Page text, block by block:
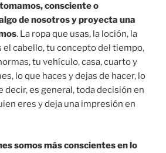
consciente o
de nosotros y proyecta una
. La ropa que usas, la loción, la
el cabello, tu concepto del tiempo,
tu vehículo, casa, cuarto y
lo que haces y dejas de hacer, lo
decir, es general, toda decisión en
eres y deja una impresión en
somos más conscientes en lo